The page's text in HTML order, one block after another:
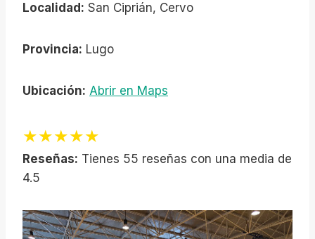
Localidad: San Ciprián, Cervo
Provincia: Lugo
Ubicación: Abrir en Maps
★★★★★
Reseñas: Tienes 55 reseñas con una media de
4.5